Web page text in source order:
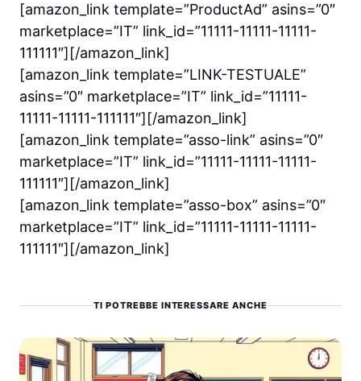
[amazon_link template=”ProductAd” asins=”0″
marketplace=”IT” link_id=”11111-11111-11111-
111111″][/amazon_link]
[amazon_link template=”LINK-TESTUALE”
asins=”0″ marketplace=”IT” link_id=”11111-
11111-11111-111111″][/amazon_link]
[amazon_link template=”asso-link” asins=”0″
marketplace=”IT” link_id=”11111-11111-11111-
111111″][/amazon_link]
[amazon_link template=”asso-box” asins=”0″
marketplace=”IT” link_id=”11111-11111-11111-
111111″][/amazon_link]
TI POTREBBE INTERESSARE ANCHE